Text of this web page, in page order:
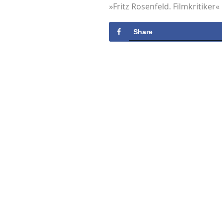
»Fritz Rosenfeld. Filmkritiker«
Share